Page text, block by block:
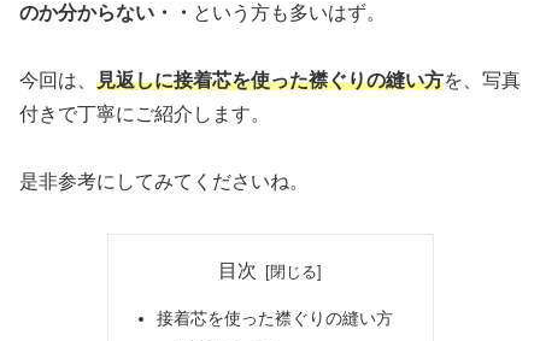
のか分からない・・ という方も多いはず。
今回は、 見返しに接着芯を使った襟ぐりの縫い方を、写真
付きで丁寧にご紹介します。
是非参考にしてみてくださいね。
目次
接着芯を使った襟ぐりの縫い方